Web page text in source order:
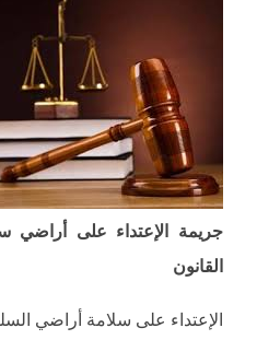
جريمة الإعتداء على
القانون
الإعتداء على سلامة أراضي